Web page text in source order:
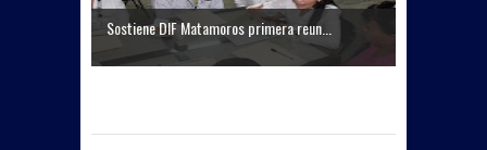
Sostiene DIF Matamoros primera reun...